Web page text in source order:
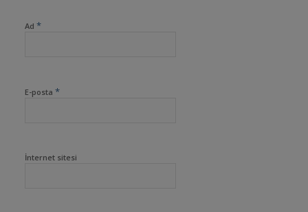
Ad *
E-posta *
İnternet sitesi